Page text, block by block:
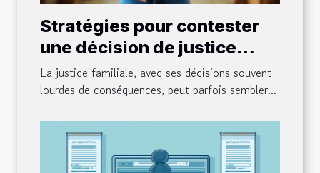
Stratégies pour contester
une décision de justice
familiale
La justice familiale, avec ses décisions souvent
lourdes de conséquences, peut parfois sembler...